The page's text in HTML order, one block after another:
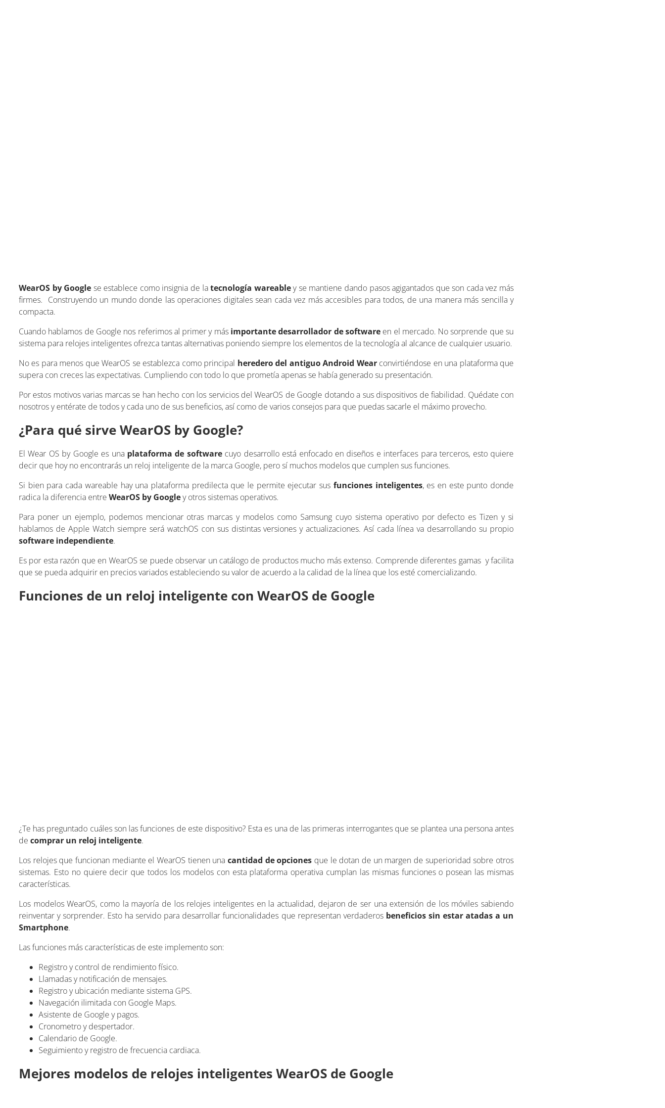
WearOS by Google se establece como insignia de latecnología wareabley se mantiene dando pasos agigantados que son cada vez más
firmes. Construyendo un mundo donde las operaciones digitales sean cada vez más accesibles para todos, de una manera más sencilla y
compacta.
Cuando hablamos de Google nos referimos al primer y más importante desarrollador de softwareen el mercado. No sorprende que su
sistema para relojes inteligentes ofrezca tantas alternativas poniendo siempre los elementos de la tecnología al alcance de cualquier usuario.
No es para menos que WearOS se establezca como principal heredero del antiguo Android Wearconvirtiéndose en una plataforma que
supera con creces las expectativas. Cumpliendo con todo lo que prometía apenas se había generado su presentación.
Por estos motivos varias marcas se han hecho con los servicios del WearOS de Google dotando a sus dispositivos de fiabilidad. Quédate con
nosotros y entérate de todos y cada uno de sus beneficios, así como de varios consejos para que puedas sacarle el máximo provecho.
¿Para qué sirve WearOS by Google?
El Wear OS by Google es una plataforma de softwarecuyo desarrollo está enfocado en diseños e interfaces para terceros, esto quiere
decir que hoy no encontrarás un reloj inteligente de la marca Google, pero sí muchos modelos que cumplen sus funciones.
Si bien para cada wareable hay una plataforma predilecta que le permite ejecutar sus funciones inteligentes, es en este punto donde
radica la diferencia entre WearOS by Googley otros sistemas operativos.
Para poner un ejemplo, podemos mencionar otras marcas y modelos como Samsung cuyo sistema operativo por defecto es Tizen y si
hablamos de Apple Watch siempre será watchOS con sus distintas versiones y actualizaciones. Así cada línea va desarrollando su propio
software independiente.
Es por esta razón que en WearOS se puede observar un catálogo de productos mucho más extenso. Comprende diferentes gamas y facilita
que se pueda adquirir en precios variados estableciendo su valor de acuerdo a la calidad de la línea que los esté comercializando.
Funciones de un reloj inteligente con WearOS de Google
¿Te has preguntado cuáles son las funciones de este dispositivo? Esta es una de las primeras interrogantes que se plantea una persona antes
de comprar un reloj inteligente.
Los relojes que funcionan mediante el WearOS tienen una cantidad de opciones que le dotan de un margen de superioridad sobre otros
sistemas. Esto no quiere decir que todos los modelos con esta plataforma operativa cumplan las mismas funciones o posean las mismas
características.
Los modelos WearOS, como la mayoría de los relojes inteligentes en la actualidad, dejaron de ser una extensión de los móviles sabiendo
reinventar y sorprender. Esto ha servido para desarrollar funcionalidades que representan verdaderos beneficios sin estar atadas a un
Smartphone.
Las funciones más características de este implemento son:
Registro y control de rendimiento físico.
Llamadas y notificación de mensajes.
Registro y ubicación mediante sistema GPS.
Navegación ilimitada con Google Maps.
Asistente de Google y pagos.
Cronometro y despertador.
Calendario de Google.
Seguimiento y registro de frecuencia cardiaca.
Mejores modelos de relojes inteligentes WearOS de Google